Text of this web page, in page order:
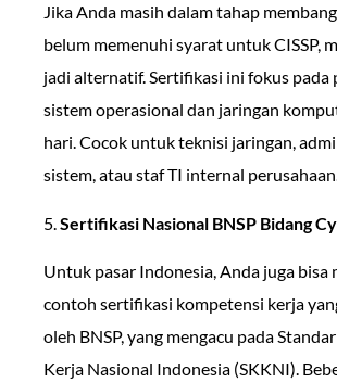
Jika Anda masih dalam tahap
belum memenuhi syarat untuk CISSP,
jadi alternatif. Sertifikasi ini fokus pada
sistem operasional dan jaringan
hari. Cocok untuk teknisi jaringan,
sistem, atau staf TI internal
5. Sertifikasi Nasional BNSP Bidang
Untuk pasar Indonesia, Anda juga bisa
contoh sertifikasi kompetensi kerja
oleh BNSP, yang mengacu pada
Kerja Nasional Indonesia (SKKNI).